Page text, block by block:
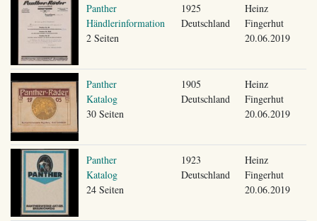
Panther
Händlerinformation
2 Seiten
1925
Deutschland
Heinz
Fingerhut
20.06.2019
Panther
Katalog
30 Seiten
1905
Deutschland
Heinz
Fingerhut
20.06.2019
Panther
Katalog
24 Seiten
1923
Deutschland
Heinz
Fingerhut
20.06.2019